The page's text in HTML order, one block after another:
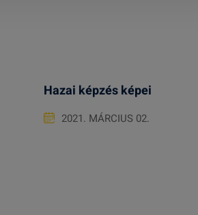
Hazai képzés képei
2021. MÁRCIUS 02.